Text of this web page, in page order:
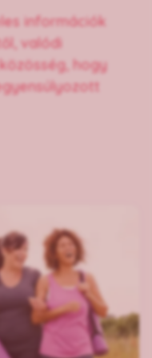
információk
valódi
hogy